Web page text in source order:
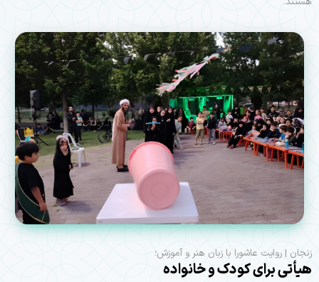
زنجان | روایت عاشورا با زبان هنر و آموزش؛
هیأتی برای کودک و خانواده